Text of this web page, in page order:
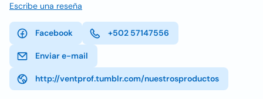
Escribe una reseña
Facebook +502 57147556
Enviar e-mail
http://ventprof.tumblr.com/nuestrosproductos